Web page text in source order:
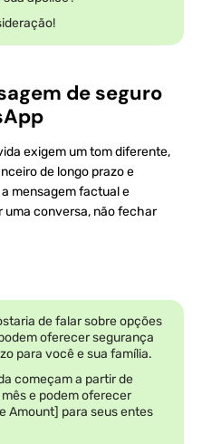
de seguro
exigem um tom diferente,
de longo prazo e
mensagem factual e
uma conversa, não fechar
de falar sobre opções
oferecer segurança
para você e sua família.
começam a partir de
e podem oferecer
Amount] para seus entes